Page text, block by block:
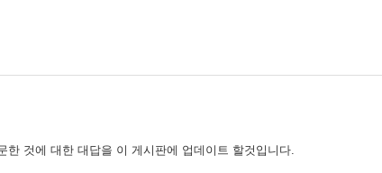
것에 대한 대답을 이 게시판에 업데이트 할것입니다.